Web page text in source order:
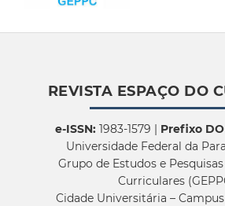
REVISTA ESPAÇO DO
e-ISSN:1983-1579 | Prefixo
Universidade Federal da
Grupo de Estudos e
Curriculares
Cidade Universitária –